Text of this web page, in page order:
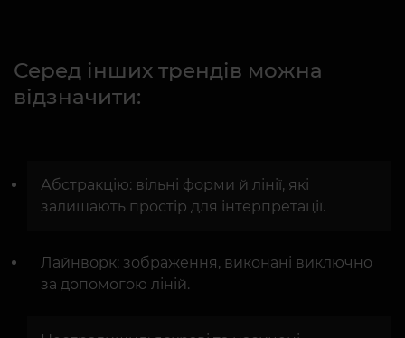
Серед інших трендів можна
відзначити:
Абстракцію: вільні форми й лінії, які
залишають простір для інтерпретації.
Лайнворк: зображення, виконані виключно
за допомогою ліній.